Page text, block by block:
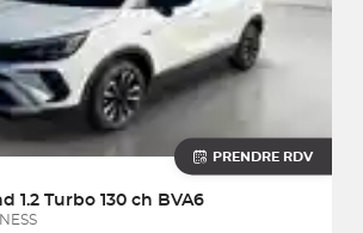
PRENDRE RDV
1.2 Turbo 130 ch BVA6